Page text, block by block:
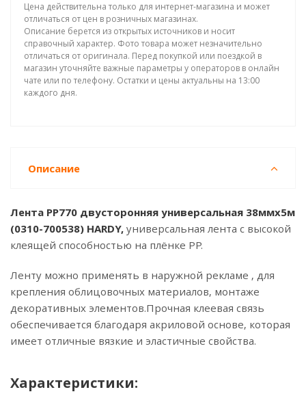
Цена действительна только для интернет-магазина и может
отличаться от цен в розничных магазинах.
Описание берется из открытых источников и носит
справочный характер. Фото товара может незначительно
отличаться от оригинала. Перед покупкой или поездкой в
магазин уточняйте важные параметры у операторов в онлайн
чате или по телефону. Остатки и цены актуальны на 13:00
каждого дня.
Описание
Лента PP770 двусторонняя универсальная 38ммx5м
(0310-700538) HARDY, универсальная лента с высокой
клеящей способностью на плёнке РР.
Ленту можно применять в наружной рекламе , для
крепления облицовочных материалов, монтаже
декоративных элементов.Прочная клеевая связь
обеспечивается благодаря акриловой основе, которая
имеет отличные вязкие и эластичные свойства.
Характеристики: